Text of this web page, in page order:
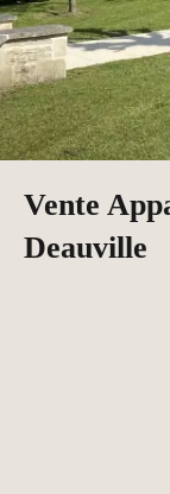
Vente
Deauville